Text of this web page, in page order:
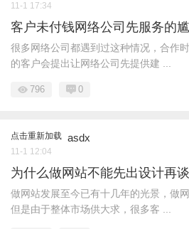
11-1 17:34
客户未付钱网络公司先服务的
很多网络公司都遇到过这种情况，合作
的客户会提出让网络公司先提供建 ...
796 0
点击重新加载 asdx
11-1 12:04
为什么做网站不能先出设计再
做网站发展至今已有十几年的光景，做
但是由于整体市场供大求，很多客 ...